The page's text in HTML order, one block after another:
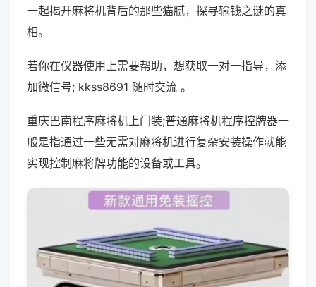
一起揭开麻将机背后的那些猫腻，探寻输钱之谜的真
相。
若你在仪器使用上需要帮助，想获取一对一指导，添
加微信号; kkss8691 随时交流 。
重庆巴南程序麻将机上门装;普通麻将机程序控牌器一
般是指通过一些无需对麻将机进行复杂安装操作就能
实现控制麻将牌功能的设备或工具。